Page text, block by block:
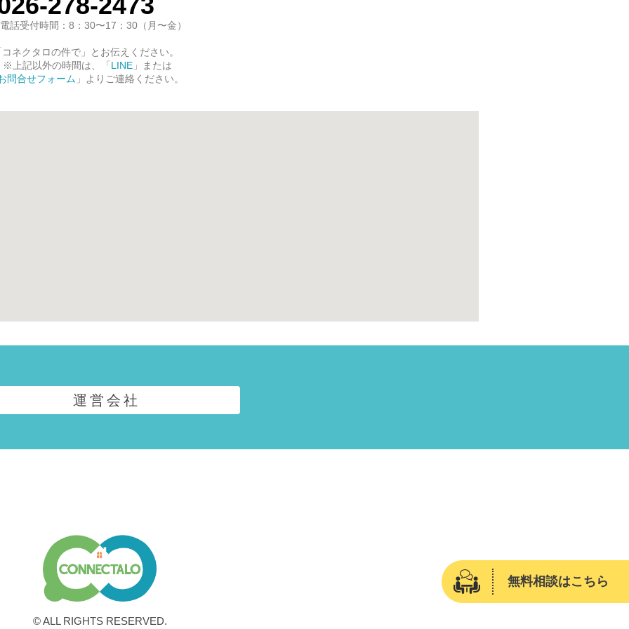
電話受付時間：8：30〜17：30（月〜金）
コネクタロの件で」とお伝えください。
※上記以外の時間は、「 LINE」または
問合せフォーム 」よりご連絡ください。
運営会社
© ALL RIGHTS RESERVED.
無料相談はこちら